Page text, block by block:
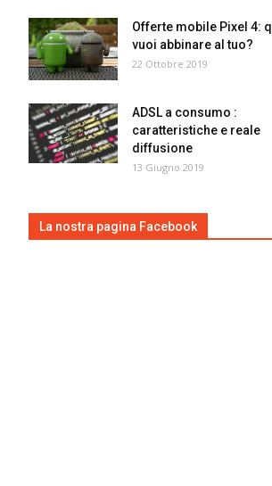
Offerte mobile Pixel 4:
vuoi abbinare al tuo?
22 Ottobre 2019
ADSL a consumo :
caratteristiche e reale
diffusione
13 Giugno 2019
La nostra pagina Facebook